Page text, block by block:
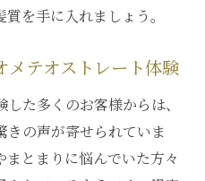
を手に入れましょう。
メテオストレート体験
た多くのお客様からは、
の声が寄せられていま
とまりに悩んでいた方々